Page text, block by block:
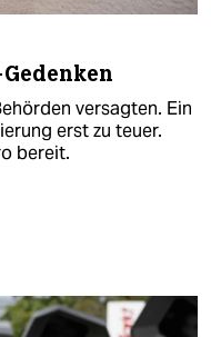
versagten. Ein
erst zu teuer.
bereit.